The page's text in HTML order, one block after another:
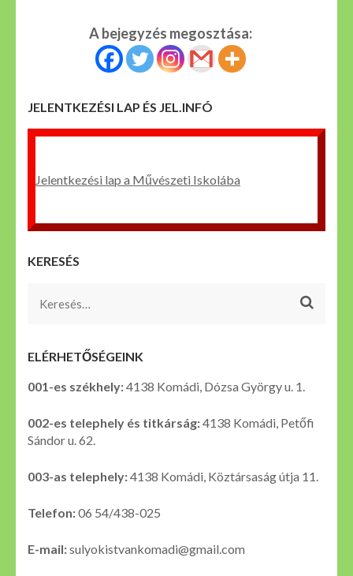
A bejegyzés megosztása:
JELENTKEZÉSI LAP ÉS JEL.INFÓ
Jelentkezési lap a Művészeti Iskolába
KERESÉS
Keresés:
ELÉRHETŐSÉGEINK
001-es székhely:4138 Komádi, Dózsa György u. 1.
002-es telephely és titkárság:4138 Komádi, Petőfi
Sándor u. 62.
003-as telephely:4138 Komádi, Köztársaság útja 11.
Telefon:06 54/438-025
E-mail:sulyokistvankomadi@gmail.com